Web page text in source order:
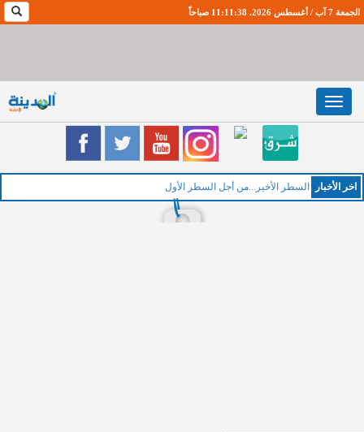
الجمعة 7 آب / أغسطس 2026. 11:11:39 صباحاً
Toggle
navigation
اخر اﻷخبار